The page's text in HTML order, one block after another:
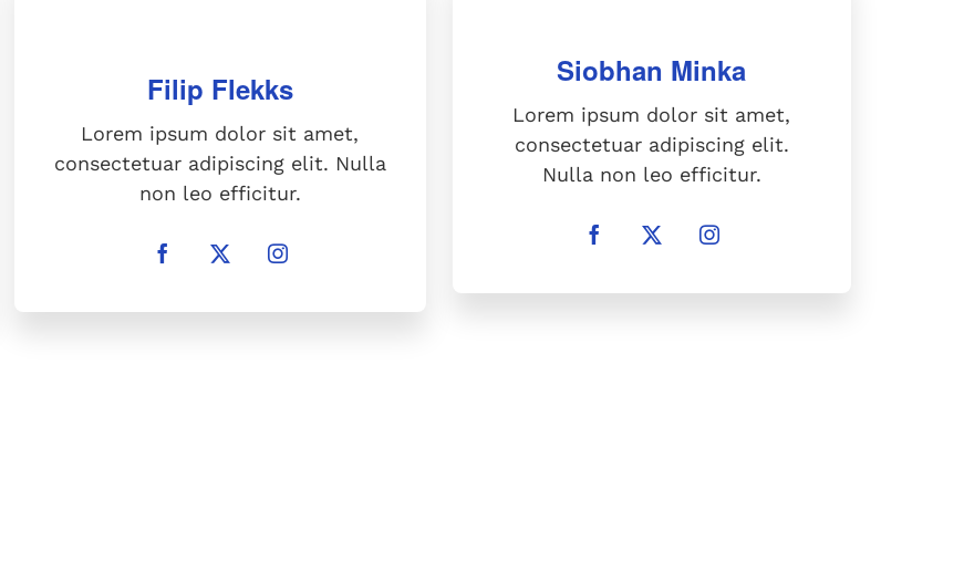
Lorem ipsum dolor sit amet,
consectetuar adipiscing elit. Nulla
non leo efficitur.
Lorem ipsum dolor sit amet,
consectetuar adipiscing elit.
Nulla non leo efficitur.